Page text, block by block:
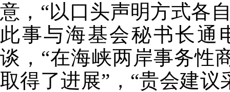
意，“以口头声明方式各
此事与海基会秘书长通
谈，“在海峡两岸事务性
取得了进展”，“贵会建